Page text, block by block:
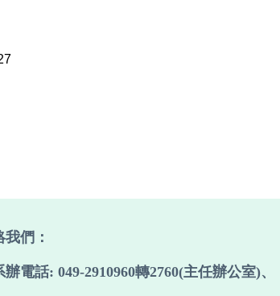
我們 ：
辦電話: 049-2910960轉2760(主任辦公室)、